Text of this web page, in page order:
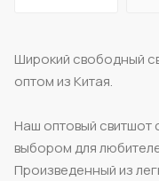
Широкий свободный
оптом из Китая.
Наш оптовый свитшот
выбором для
Произведенный из